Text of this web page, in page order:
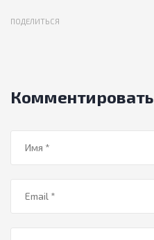
ПОДЕЛИТЬСЯ
Комментировать